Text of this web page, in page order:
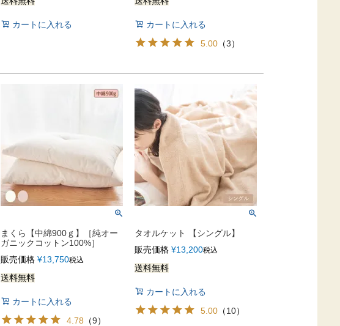
カートに入れる
カートに入れる
5.00 （3）
まくら【中綿900ｇ】［純オー
ガニックコットン100%］
販売価格 ¥13,750税込
送料無料
カートに入れる
4.78 （9）
タオルケット 【シングル】
販売価格 ¥13,200税込
送料無料
カートに入れる
5.00 （10）